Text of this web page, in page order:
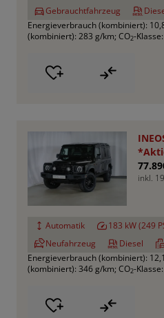
Gebrauchtfahrzeug
Energieverbrauch (kombiniert):
(kombiniert): 283 g/km; CO2-
inkl.
Automatik 183 kW (249
Neufahrzeug
Diesel
Energieverbrauch (kombiniert):
(kombiniert): 346 g/km; CO2-